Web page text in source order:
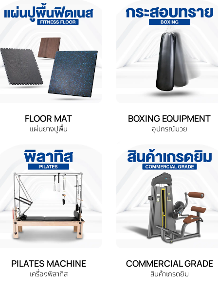
FLOOR MAT
แผ่นยางปูพื้น
BOXING EQUIPMENT
อุปกรณ์มวย
PILATES MACHINE
เครื่องพิลาทิส
COMMERCIAL GRADE
สินค้าเกรดยิม